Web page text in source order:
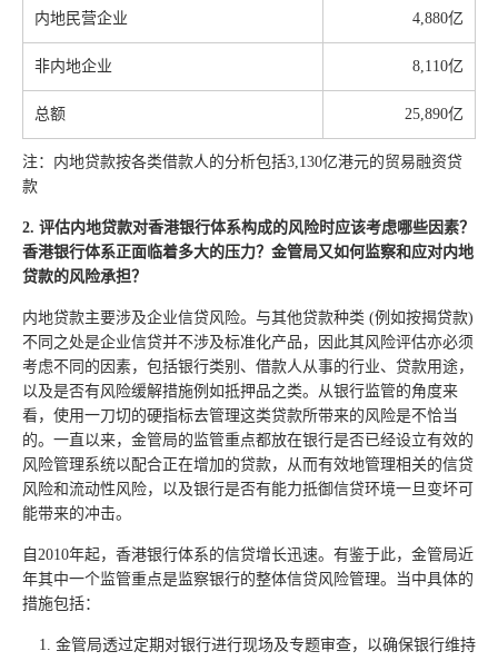
内地民营企业 4,880亿
非内地企业 8,110亿
总额 25,890亿
注：内地贷款按各类借款人的分析包括3,130亿港元的贸易融资贷
款
2. 评估内地贷款对香港银行体系构成的风险时应该考虑哪些因素？
香港银行体系正面临着多大的压力？金管局又如何监察和应对内地
贷款的风险承担？
内地贷款主要涉及企业信贷风险。与其他贷款种类 (例如按揭贷款)
不同之处是企业信贷并不涉及标准化产品，因此其风险评估亦必须
考虑不同的因素，包括银行类别、借款人从事的行业、贷款用途，
以及是否有风险缓解措施例如抵押品之类。从银行监管的角度来
看，使用一刀切的硬指标去管理这类贷款所带来的风险是不恰当
的。一直以来，金管局的监管重点都放在银行是否已经设立有效的
风险管理系统以配合正在增加的贷款，从而有效地管理相关的信贷
风险和流动性风险，以及银行是否有能力抵御信贷环境一旦变坏可
能带来的冲击。
自2010年起，香港银行体系的信贷增长迅速。有鉴于此，金管局近
年其中一个监管重点是监察银行的整体信贷风险管理。当中具体的
措施包括：
金管局透过定期对银行进行现场及专题审查，以确保银行维持